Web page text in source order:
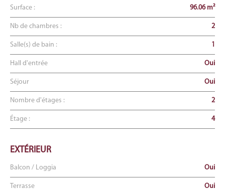
Surface : 96.06 m²
Nb de chambres : 2
Salle(s) de bain : 1
Hall d'entrée Oui
Séjour Oui
Nombre d'étages : 2
Étage : 4
EXTÉRIEUR
Balcon / Loggia Oui
Terrasse Oui